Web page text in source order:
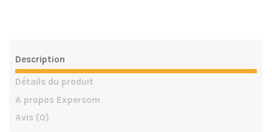
Description
Détails du produit
A propos Expersom
Avis (0)